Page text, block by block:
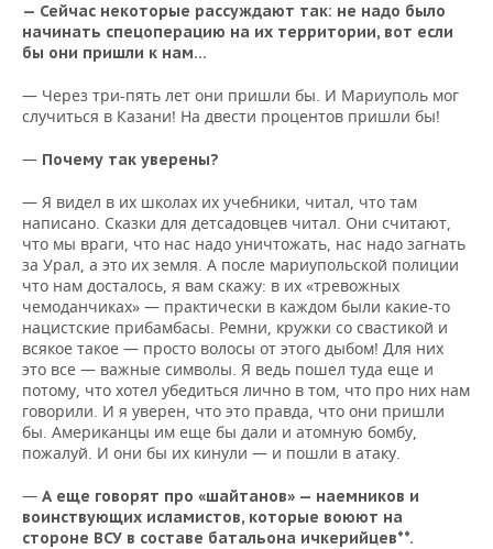
— Сейчас некоторые рассуждают так: не надо было
начинать спецоперацию на их территории, вот если
бы они пришли к нам…
— Через три-пять лет они пришли бы. И Мариуполь мог
случиться в Казани! На двести процентов пришли бы!
— Почему так уверены?
— Я видел в их школах их учебники, читал, что там
написано. Сказки для детсадовцев читал. Они считают,
что мы враги, что нас надо уничтожать, нас надо загнать
за Урал, а это их земля. А после мариупольской полиции
что нам досталось, я вам скажу: в их «тревожных
чемоданчиках» — практически в каждом были какие-то
нацистские прибамбасы. Ремни, кружки со свастикой и
всякое такое — просто волосы от этого дыбом! Для них
это все — важные символы. Я ведь пошел туда еще и
потому, что хотел убедиться лично в том, что про них нам
говорили. И я уверен, что это правда, что они пришли
бы. Американцы им еще бы дали и атомную бомбу,
пожалуй. И они бы их кинули — и пошли в атаку.
— А еще говорят про «шайтанов» — наемников и
воинствующих исламистов, которые воюют на
стороне ВСУ в составе батальона ичкерийцев**.